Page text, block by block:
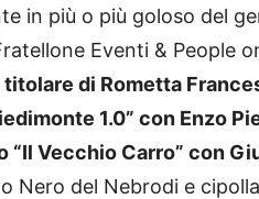
in più o più goloso del
Eventi & People
di Rometta
1.0” con Enzo
“Il Vecchio Carro” con
Nero del Nebrodi e